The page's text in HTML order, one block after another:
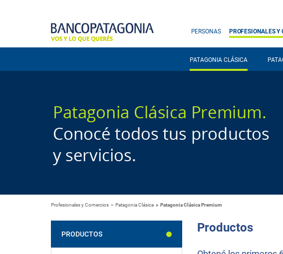
PERSONAS PROFESIONALES Y
PATAGONIA CLÁSICA
Profesionales y Comercios Patagonia Clásica Patagonia Clásica Premium
PRODUCTOS Productos